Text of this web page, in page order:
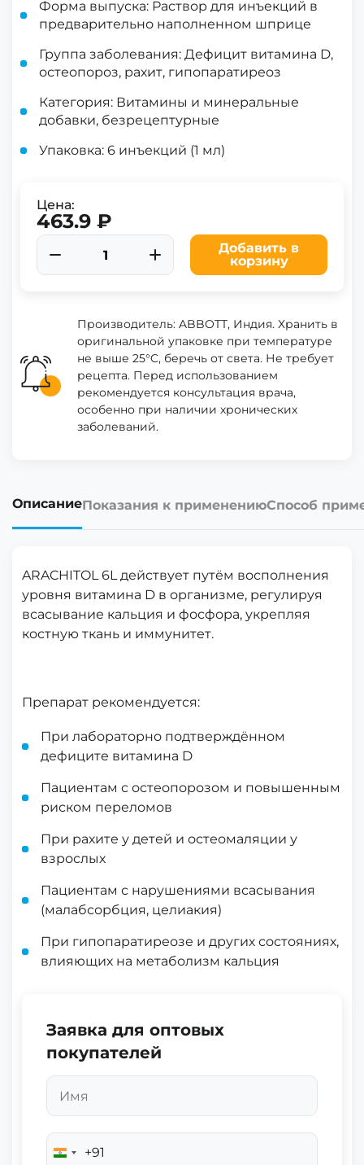
Форма выпуска: Раствор для инъекций в
предварительно наполненном шприце
Группа заболевания: Дефицит витамина D,
остеопороз, рахит, гипопаратиреоз
Категория: Витамины и минеральные
добавки, безрецептурные
Упаковка: 6 инъекций (1 мл)
Цена:
463.9 ₽
Добавить в
корзину
Производитель: ABBOTT, Индия. Хранить в
оригинальной упаковке при температуре
не выше 25°C, беречь от света. Не требует
рецепта. Перед использованием
рекомендуется консультация врача,
особенно при наличии хронических
заболеваний.
ОписаниеПоказания к применениюСпособ
ARACHITOL 6L действует путём восполнения
уровня витамина D в организме, регулируя
всасывание кальция и фосфора, укрепляя
костную ткань и иммунитет.
Препарат рекомендуется:
При лабораторно подтверждённом
дефиците витамина D
Пациентам с остеопорозом и повышенным
риском переломов
При рахите у детей и остеомаляции у
взрослых
Пациентам с нарушениями всасывания
(малабсорбция, целиакия)
При гипопаратиреозе и других состояниях,
влияющих на метаболизм кальция
Заявка для оптовых
покупателей
India+91